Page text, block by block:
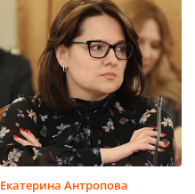
Екатерина Антропова